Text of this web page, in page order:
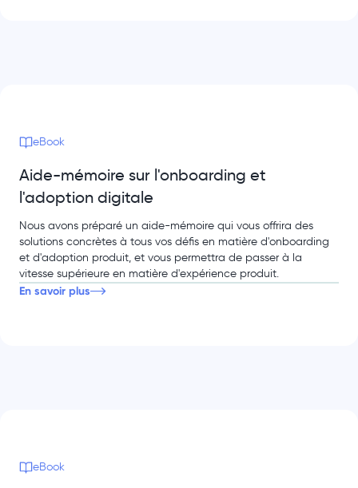
eBook
Aide-mémoire sur l'onboarding et
l'adoption digitale
Nous avons préparé un aide-mémoire qui vous offrira des
solutions concrètes à tous vos défis en matière d'onboarding
et d'adoption produit, et vous permettra de passer à la
vitesse supérieure en matière d'expérience produit.
En savoir plus
eBook